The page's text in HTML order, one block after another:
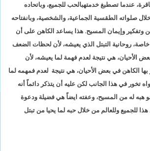
عندما تصطبغ خدمتهبالحب للجميع، وباتحاده
صلواته الطقسية الجماعية، والشخصية، وبانفتاحه
وتفكير وإيمان المسيح. هذا يساعد الكاهن على أن
خاصة، روحانية التبتل الذي يعيشه، لأن لحظات الضعف
الأحيان، هي نتيجة لعدم فهمة لما يعيشه، لأن
الكاهن في بعض الأحيان، هي نتيجة لعدم فمهمه لما
تخور في هذا الجانب لكن عليه أن يتذكر دائماً أنه
هبه له من المسيح، وعفته ايضاً هي فضيلة ودعوة
هذا للجميع وللعالم من خلال حبه لما يحيا من تبتل